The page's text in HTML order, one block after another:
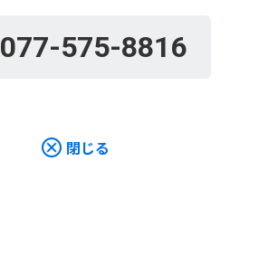
077-575-8816
閉じる